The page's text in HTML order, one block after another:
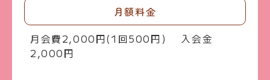
月額料金
月会費2,000円(1回500円) 入会金
2,000円